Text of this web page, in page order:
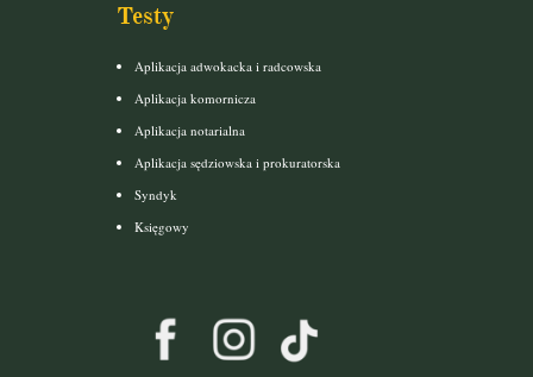
Testy
Aplikacja adwokacka i radcowska
Aplikacja komornicza
Aplikacja notarialna
Aplikacja sędziowska i prokuratorska
Syndyk
Księgowy